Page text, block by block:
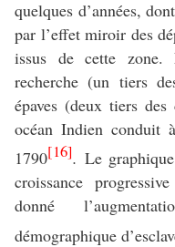
quelques d’années,
par l’effet miroir des
issus de cette zone.
recherche (un tiers
épaves (deux tiers des
océan Indien conduit
1790[16]. Le
croissance
donné
démographique